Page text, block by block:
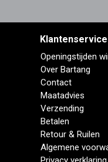
Klantenservice
Openingstijden
Over Bartang
Contact
Maatadvies
Verzending
Betalen
Retour & Ruilen
Algemene